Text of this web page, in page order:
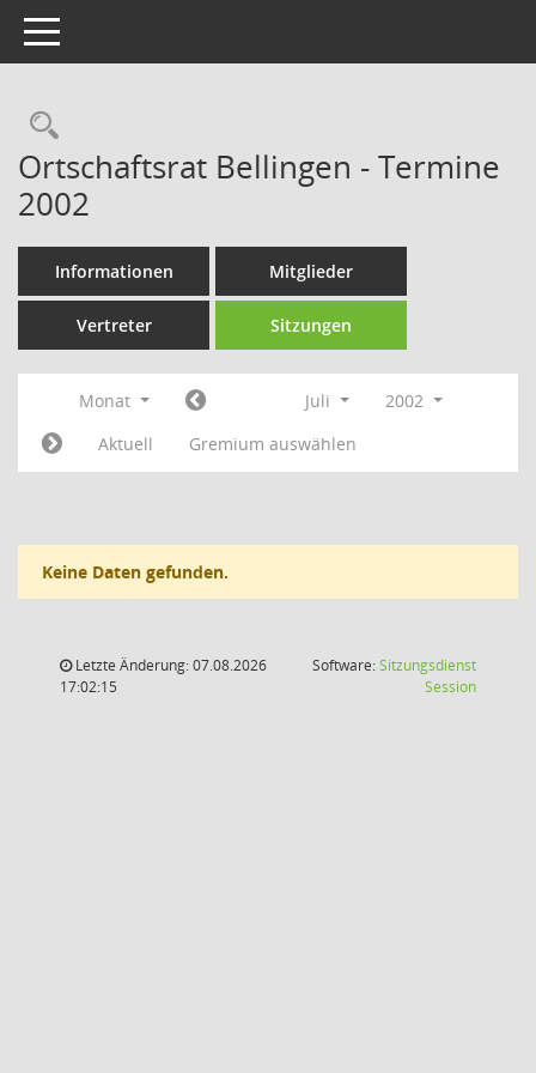
Toggle navigation
Rechercheauswahl
Ortschaftsrat Bellingen - Termine
2002
Informationen Mitglieder
Vertreter Sitzungen
Monat Juli
2002
Aktuell
Gremium auswählen
Keine Daten gefunden.
Letzte Änderung: 07.08.2026
17:02:15
Software:Sitzungsdienst
Session(Wird in